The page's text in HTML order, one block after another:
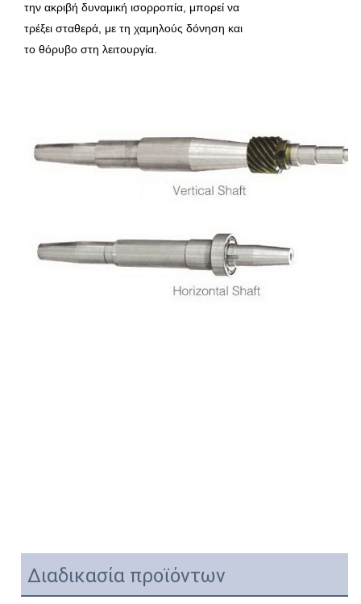
την ακριβή δυναμική ισορροπία, μπορεί να
τρέξει σταθερά, με τη χαμηλούς δόνηση και
το θόρυβο στη λειτουργία.
Διαδικασία προϊόντων